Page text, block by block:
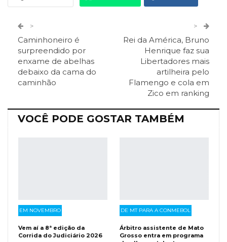
Facebook Messenger O email
>
Caminhoneiro é
surpreendido por
enxame de abelhas
debaixo da cama do
caminhão
>
Rei da América, Bruno
Henrique faz sua
Libertadores mais
artilheira pelo
Flamengo e cola em
Zico em ranking
VOCÊ PODE GOSTAR TAMBÉM
EM NOVEMBRO
Vem aí a 8ª edição da
Corrida do Judiciário 2026
DE MT PARA A CONMEBOL
Árbitro assistente de Mato
Grosso entra em programa